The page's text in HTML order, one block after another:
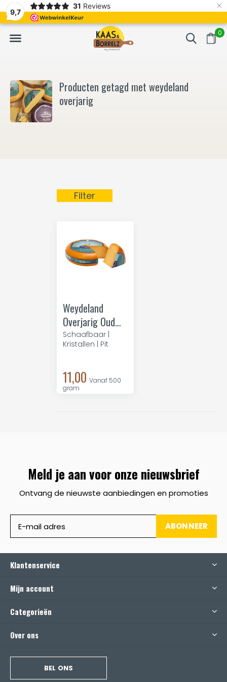
9,7
31 Reviews ×
0
Vers van het mes en gevacumeerd Vaak volgende
Producten getagd met weydeland
overjarig
Filter
Weydeland
Overjarig Oud
48+
Schaafbaar |
Kristallen | Pit
11,00 Vanaf 500
gram
Meld je aan voor onze nieuwsbrief
Ontvang de nieuwste aanbiedingen en promoties
ABONNEER
Klantenservice
Mijn account
Categorieën
Over ons
BEL ONS